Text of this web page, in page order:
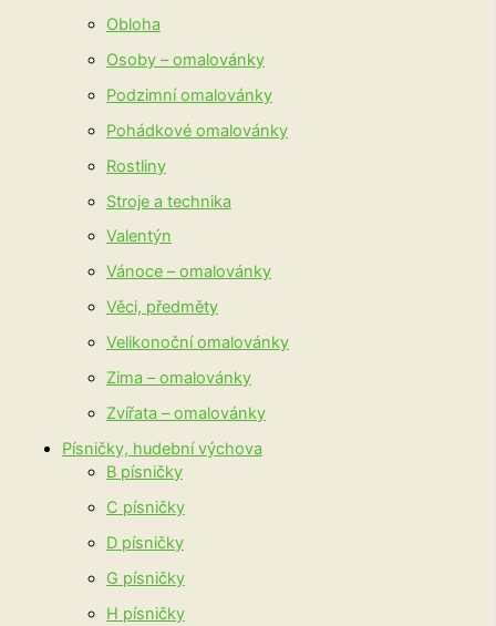
Obloha
Osoby – omalovánky
Podzimní omalovánky
Pohádkové omalovánky
Rostliny
Stroje a technika
Valentýn
Vánoce – omalovánky
Věci, předměty
Velikonoční omalovánky
Zima – omalovánky
Zvířata – omalovánky
Písničky, hudební výchova
B písničky
C písničky
D písničky
G písničky
H písničky